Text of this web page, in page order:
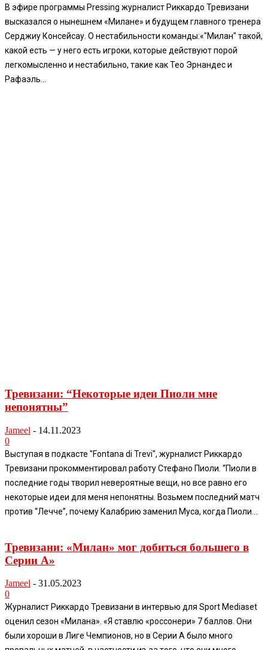
В эфире программы Pressing журналист Риккардо Тревизани
высказался о нынешнем «Милане» и будущем главного тренера
Серджиу Консейсау. О нестабильности команды:«"Милан" такой,
какой есть — у него есть игроки, которые действуют порой
легкомысленно и нестабильно, такие как Тео Эрнандес и
Рафаэль...
Тревизани: “Некоторые идеи Пиоли мне
непонятны”
Jameel - 14.11.2023
0
Выступая в подкасте "Fontana di Trevi", журналист Риккардо
Тревизани прокомментировал работу Стефано Пиоли. “Пиоли в
последние годы творил невероятные вещи, но все равно его
некоторые идеи для меня непонятны. Возьмем последний матч
против “Лечче”, почему Калабрию заменил Муса, когда Пиоли...
Тревизани: «Милан» мог добиться большего в
Серии А»
Jameel - 31.05.2023
0
Журналист Риккардо Тревизани в интервью для Sport Mediaset
оценил сезон «Милана». «Я ставлю «россонери» 7 баллов. Они
были хороши в Лиге Чемпионов, но в Серии А было много